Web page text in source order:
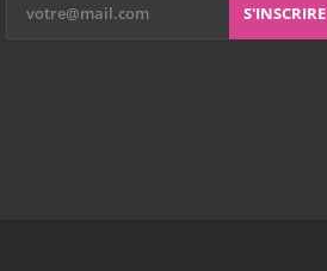
S'INSCRIRE